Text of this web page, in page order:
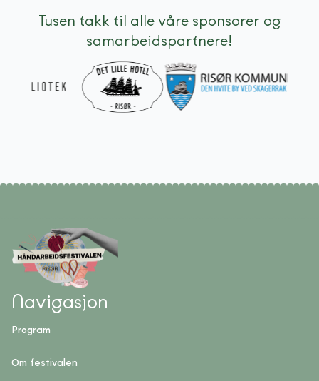
Tusen takk til alle våre sponsorer og
samarbeidspartnere!
Navigasjon
Program
Om festivalen